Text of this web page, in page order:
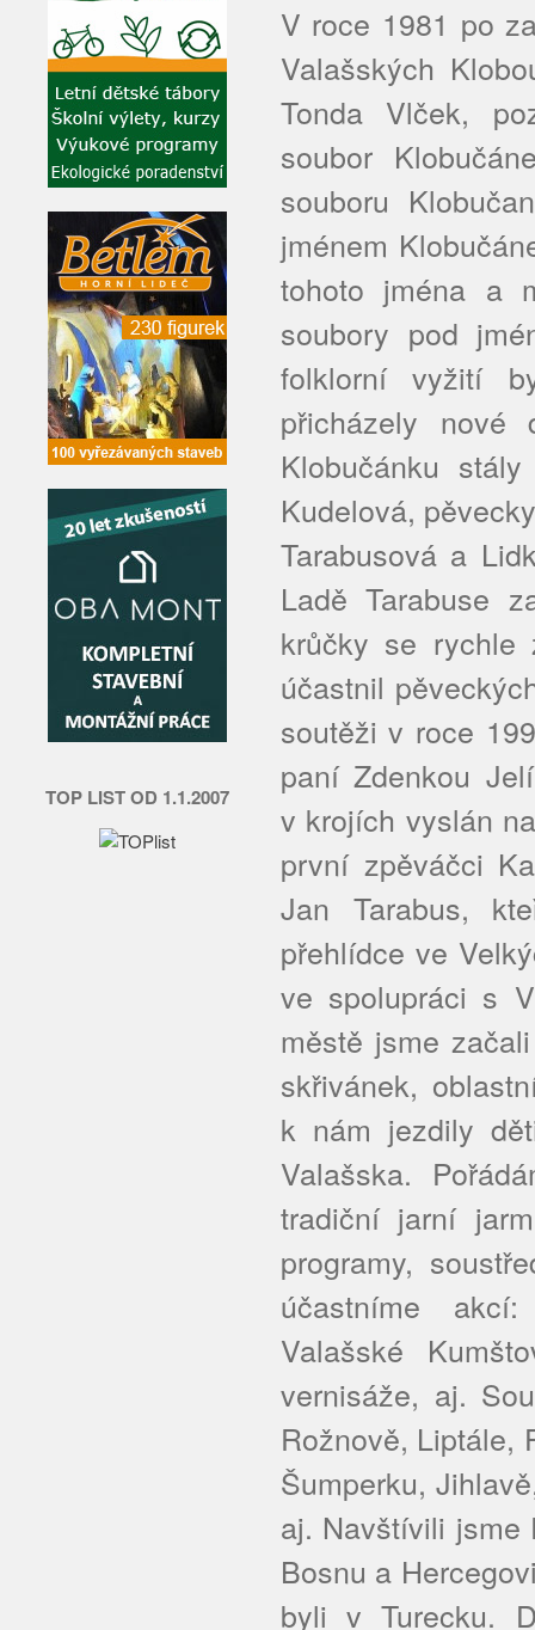
TOP LIST OD 1.1.2007
V roce 1981 po
Valašských
Tonda Vlček,
soubor
souboru
jménem
tohoto jména a
soubory pod
folklorní vyžití
přicházely
Klobučánku
Kudelová,
Tarabusová a
Ladě Tarabuse
krůčky se rychle
účastnil
soutěži v roce
paní Zdenkou
v krojích vyslán
první zpěváčci
Jan Tarabus,
přehlídce ve
ve spolupráci s
městě jsme
skřivánek,
k nám jezdily
Valašska.
tradiční jarní
programy,
účastníme
Valašské
vernisáže, aj.
Rožnově, Liptále,
Šumperku,
aj. Navštívili jsme
Bosnu a
byli v Turecku.